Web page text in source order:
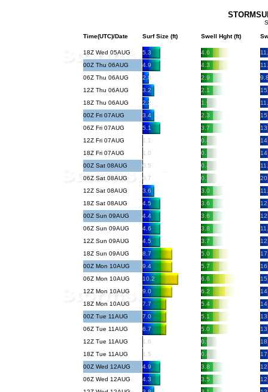
Time(UTC)/Date Surf Size (ft) Swell Hght (ft)
18Z Wed 05AUG 5.3 4.6
00Z Thu 06AUG
4.9 4.3
06Z Thu 06AUG
2.8 2.9
12Z Thu 06AUG
3.2 2.1
18Z Thu 06AUG
2.2 1.9
00Z Fri 07AUG
3.4 2.3
06Z Fri 07AUG
5.1 3.7
12Z Fri 07AUG
1.1 0.8
18Z Fri 07AUG
1.0 0.7
00Z Sat 08AUG
0.5 0.4
06Z Sat 08AUG
0.7 0.3
12Z Sat 08AUG
3.6 3.0
18Z Sat 08AUG
4.5 3.6
00Z Sun 09AUG
4.4 3.6
06Z Sun 09AUG
4.6 3.8
12Z Sun 09AUG
4.5 3.7
18Z Sun 09AUG
8.7 5.0
00Z Mon 10AUG
9.4 5.7
06Z Mon 10AUG
10.2 6.6
12Z Mon 10AUG
9.0 6.2
18Z Mon 10AUG
7.7 5.4
00Z Tue 11AUG
7.0 5.1
06Z Tue 11AUG
6.7 5.0
12Z Tue 11AUG
1.6 0.9
18Z Tue 11AUG
1.5 0.8
00Z Wed 12AUG
4.9 3.8
06Z Wed 12AUG
4.3 3.5